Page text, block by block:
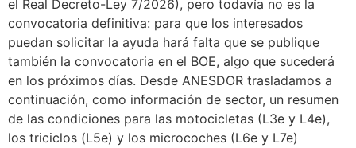
el Real Decreto-Ley 7/2026), pero todavía no es la
convocatoria definitiva: para que los interesados
puedan solicitar la ayuda hará falta que se publique
también la convocatoria en el BOE, algo que sucederá
en los próximos días. Desde ANESDOR trasladamos a
continuación, como información de sector, un resumen
de las condiciones para las motocicletas (L3e y L4e),
los triciclos (L5e) y los microcoches (L6e y L7e)